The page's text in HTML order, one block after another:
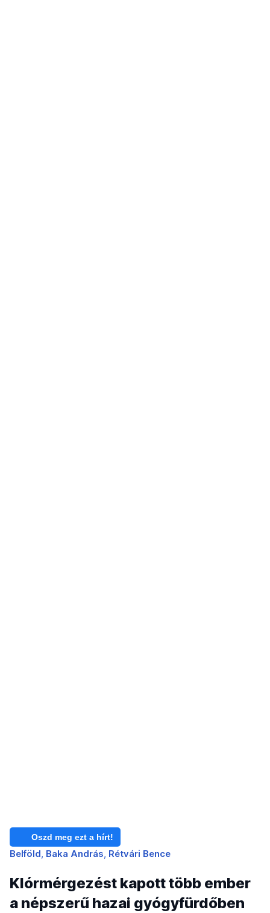
Oszd meg ezt a hírt!
Belföld Baka András Rétvári Bence
Klórmérgezést kapott több ember
a népszerű hazai gyógyfürdőben